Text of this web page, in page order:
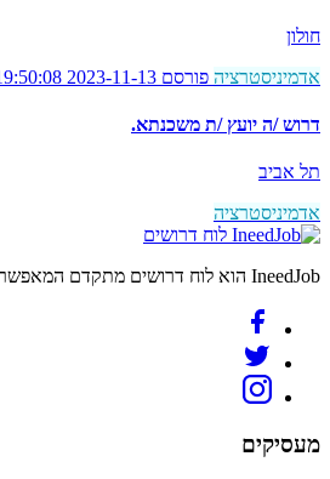
חולון
אדמיניסטרציה פורסם 2023-11-13 19:50:08
דרוש /ה יועץ /ת משכנתא.
תל אביב
אדמיניסטרציה
לוח דרושים
IneedJob הוא לוח דרושים מתקדם המאפשר חיפוש הצעות עבודה בקלות. מצאו את הקריירה החדשה שלכם היום.
מעסיקים